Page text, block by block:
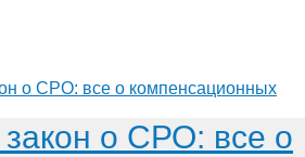
о СРО: все о